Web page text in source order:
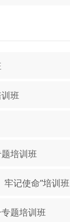
班
培训班
牢记使命”培训班
题培训班